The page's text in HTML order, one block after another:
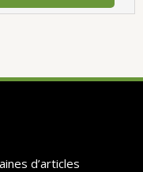
d’articles